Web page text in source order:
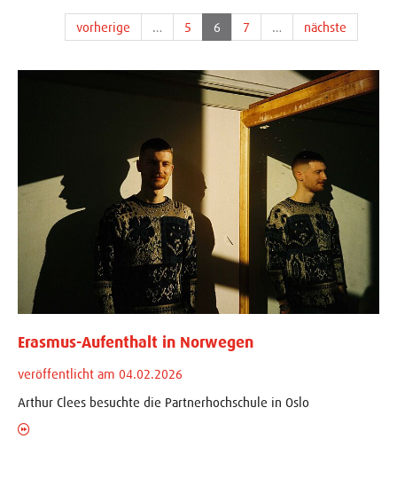
vorherige … 5 6 7 … nächste
Erasmus-Aufenthalt in Norwegen
veröffentlicht am 04.02.2026
Arthur Clees besuchte die Partnerhochschule in Oslo